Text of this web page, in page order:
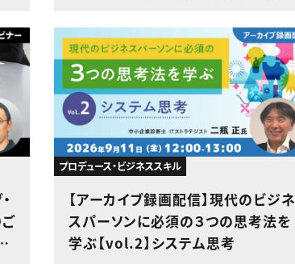
プロデュース・ビジネススキル
【アーカイブ録画配信】現代のビジネ
スパーソンに必須の３つの思考法を
学ぶ【vol.2】システム思考